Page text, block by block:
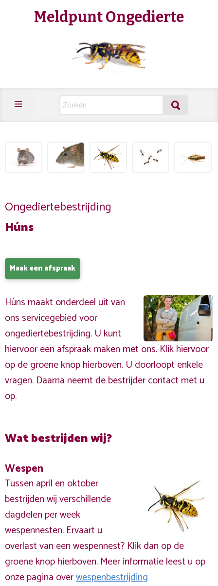
Meldpunt Ongedierte
Ongediertebestrijding
Húns
Maak een afspraak
Húns maakt onderdeel uit van
ons servicegebied voor
ongediertebestrijding. U kunt
hiervoor een afspraak maken met ons. Klik hiervoor
op de groene knop hierboven. U doorloopt enkele
vragen. Daarna neemt de bestrijder contact met u
op.
Wat bestrijden wij?
Wespen
Tussen april en oktober
bestrijden wij verschillende
dagdelen per week
wespennesten. Ervaart u
overlast van een wespennest? Klik dan op de
groene knop hierboven. Meer informatie leest u op
onze pagina overwespenbestrijding